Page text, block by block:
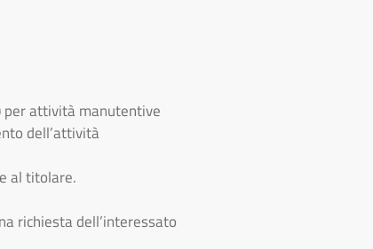
per attività manutentive
dell’attività
al titolare.
richiesta dell’interessato